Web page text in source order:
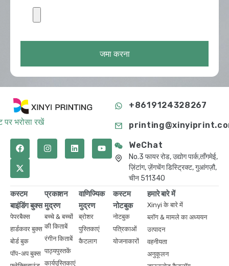
जमा करना
पर भरोसा रखें
+8619124328267
WeChat
No.3 फायर रोड, उद्योग पार्क,ताँगमेई,
ज़िंटांग, ज़ेंगचेंग डिस्ट्रिक्ट, गुआंगज़ौ,
चीन 511340
कस्टम
बाइंडिंग बुक्स
पेपरबैक्स
हार्डकवर बुक्स
बोर्ड बुक
पॉप-अप बुक्स
प्रकाशन
मुद्रण
बच्चे & बच्चों
की किताबें
रंगीन किताबें
पाठ्यपुस्तकें
कार्यपुस्तिकाएं
वाणिज्यिक
मुद्रण
ब्रोशर
पुस्तिकाएं
कैटलाग
कस्टम
नोटबुक
नोटबुक
पत्रिकाओं
योजनाकारों
हमारे बारे में
Xinyi के बारे में
ब्लॉग & मामले का अध्ययन
उत्पादन
वहनीयता
अनुकूलन